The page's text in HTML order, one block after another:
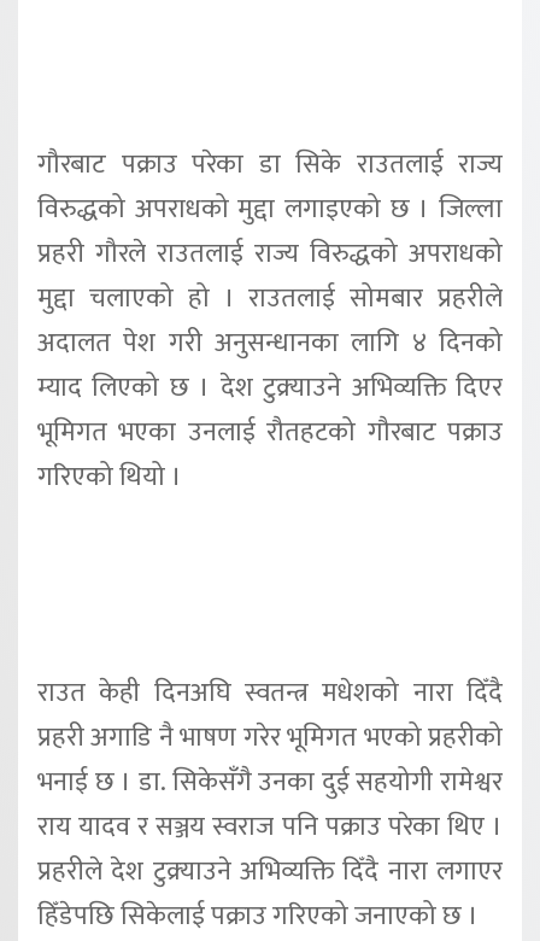
गौरबाट पक्राउ परेका डा सिके राउतलाई राज्य
विरुद्धको अपराधको मुद्दा लगाइएको छ । जिल्ला
प्रहरी गौरले राउतलाई राज्य विरुद्धको अपराधको
मुद्दा चलाएको हो । राउतलाई सोमबार प्रहरीले
अदालत पेश गरी अनुसन्धानका लागि ४ दिनको
म्याद लिएको छ । देश टुक्र्याउने अभिव्यक्ति दिएर
भूमिगत भएका उनलाई रौतहटको गौरबाट पक्राउ
गरिएको थियो ।
राउत केही दिनअघि स्वतन्त्र मधेशको नारा दिँदै
प्रहरी अगाडि नै भाषण गरेर भूमिगत भएको प्रहरीको
भनाई छ । डा. सिकेसँगै उनका दुई सहयोगी रामेश्वर
राय यादव र सञ्जय स्वराज पनि पक्राउ परेका थिए ।
प्रहरीले देश टुक्र्याउने अभिव्यक्ति दिँदै नारा लगाएर
हिँडेपछि सिकेलाई पक्राउ गरिएको जनाएको छ ।